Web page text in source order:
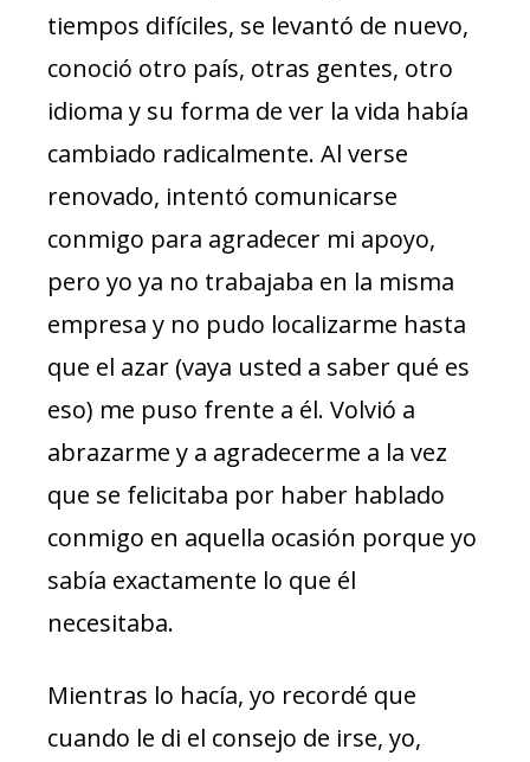
tiempos difíciles, se levantó de nuevo,
conoció otro país, otras gentes, otro
idioma y su forma de ver la vida había
cambiado radicalmente. Al verse
renovado, intentó comunicarse
conmigo para agradecer mi apoyo,
pero yo ya no trabajaba en la misma
empresa y no pudo localizarme hasta
que el azar (vaya usted a saber qué es
eso) me puso frente a él. Volvió a
abrazarme y a agradecerme a la vez
que se felicitaba por haber hablado
conmigo en aquella ocasión porque yo
sabía exactamente lo que él
necesitaba.
Mientras lo hacía, yo recordé que
cuando le di el consejo de irse, yo,